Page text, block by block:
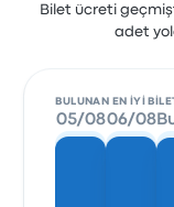
Bilet ücreti
adet
BULUNAN EN IYI
05/0806/08